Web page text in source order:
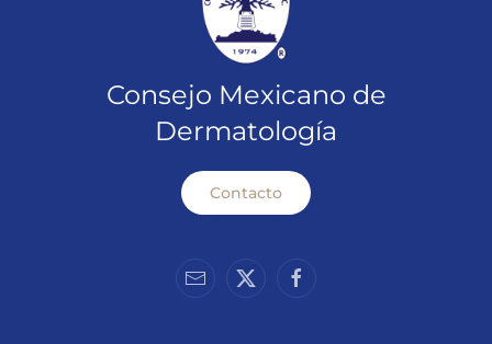
Consejo Mexicano de
Dermatología
Contacto